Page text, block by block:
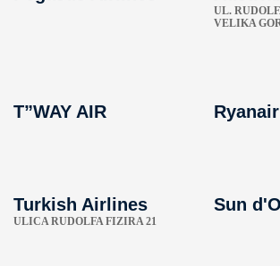
UL.
VELIKA
T”WAY AIR Ryanair
Turkish Airlines
ULICA RUDOLFA FIZIRA 21
Sun